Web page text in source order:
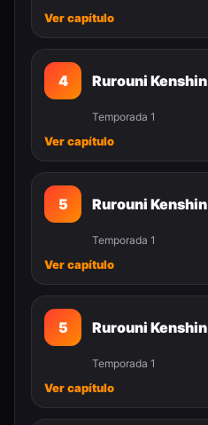
Ver capítulo
4 Rurouni Kenshin
Temporada 1
Ver capítulo
5 Rurouni Kenshin
Temporada 1
Ver capítulo
5 Rurouni Kenshin
Temporada 1
Ver capítulo